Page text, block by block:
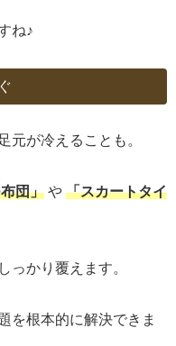
ね♪
元が冷えることも。
団」 や 「スカートタイ
っかり覆えます。
を根本的に解決できま